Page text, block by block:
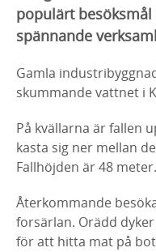
populärt
spännande
Gamla
skummande vattnet i
På kvällarna är fallen
kasta sig ner mellan
Fallhöjden är 48 meter.
Återkommande
forsärlan. Orädd
för att hitta mat på